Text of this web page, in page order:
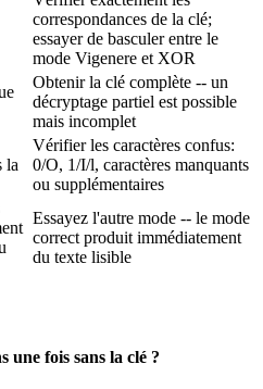
correspondances de la clé;
essayer de basculer entre le
mode Vigenere et XOR
Obtenir la clé complète -- un
décryptage partiel est possible
mais incomplet
la
Vérifier les caractères confus:
0/O, 1/I/l, caractères manquants
ou supplémentaires
Essayez l'autre mode -- le mode
correct produit immédiatement
du texte lisible
une fois sans la clé ?